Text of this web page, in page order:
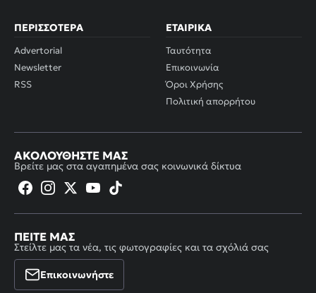
ΠΕΡΙΣΣΌΤΕΡΑ
Advertorial
Newsletter
RSS
ΕΤΑΙΡΙΚΆ
Ταυτότητα
Επικοινωνία
Όροι Χρήσης
Πολιτική απορρήτου
ΑΚΟΛΟΥΘΉΣΤΕ ΜΑΣ
Βρείτε μας στα αγαπημένα σας κοινωνικά δίκτυα
ΠΕΊΤΕ ΜΑΣ
Στείλτε μας τα νέα, τις φωτογραφίες και τα σχόλιά σας
Επικοινωνήστε